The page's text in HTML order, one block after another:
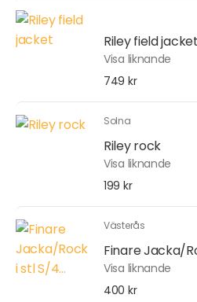
Riley field jacket
Visa liknande
749 kr
Solna
Riley rock
Visa liknande
199 kr
Västerås
Finare Jacka/
Visa liknande
400 kr